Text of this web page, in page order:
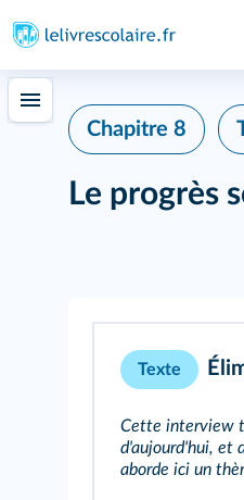
Chapitre 8
Le progrès
Texte
Cette interview
d'aujourd'hui, et
aborde ici un